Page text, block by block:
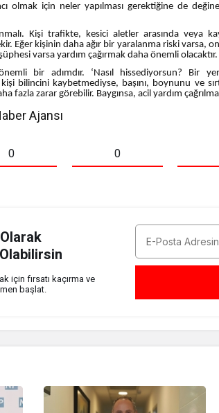
olmak için neler yapılması gerektiğine de
Kişi trafikte, kesici aletler arasında veya
Eğer kişinin daha ağır bir yaralanma riski varsa,
varsa yardım çağırmak daha önemli olacaktır.
bir adımdır. ‘Nasıl hissediyorsun? Bir
bilincini kaybetmediyse, başını, boynunu ve
fazla zarar görebilir. Baygınsa, acil yardım
Ajansı
0 0
için fırsatı kaçırma ve
başlat.